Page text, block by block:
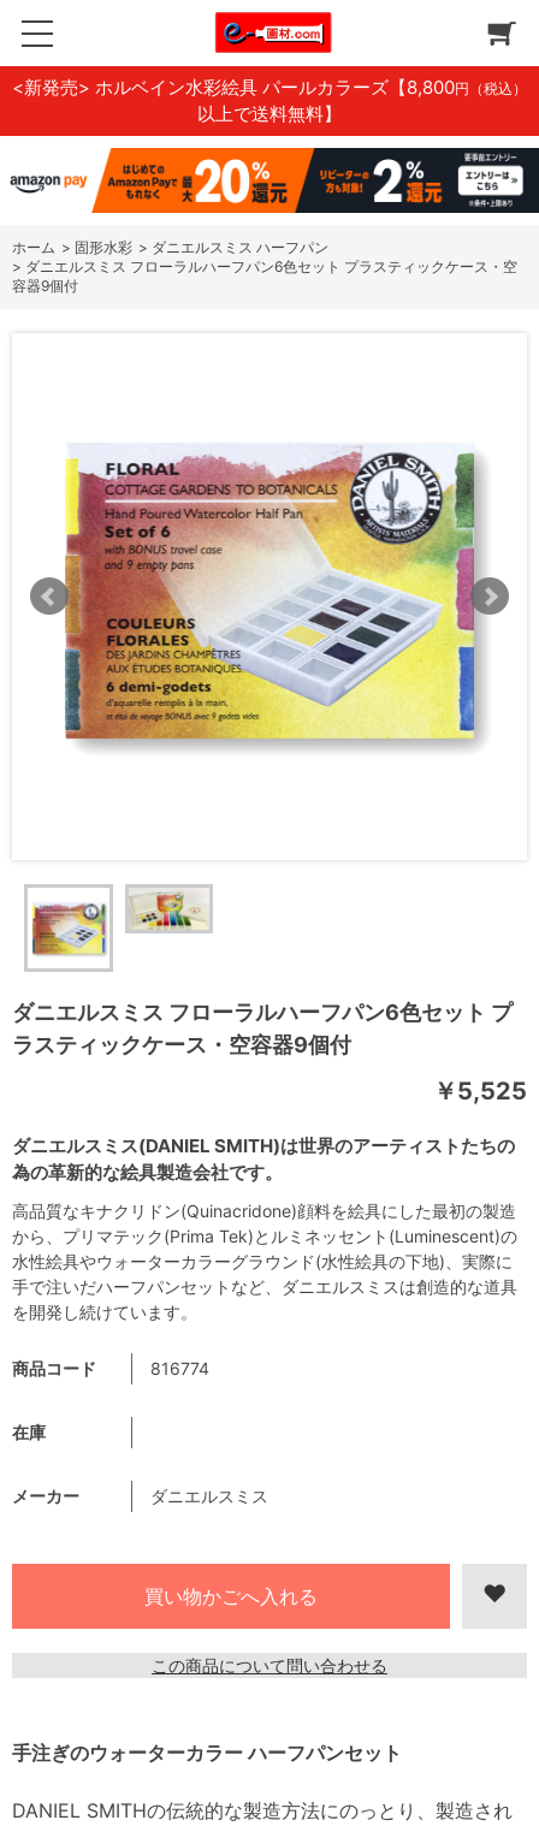
<新発売> ホルベイン水彩絵具 パールカラーズ 【8,800円（税込）
以上で送料無料】
ホーム > 固形水彩 > ダニエルスミス ハーフパン
> ダニエルスミス フローラルハーフパン6色セット プラスティックケース・空
容器9個付
ダニエルスミス フローラルハーフパン6色セット プ
ラスティックケース・空容器9個付
ダニエルスミス(DANIEL SMITH)は世界のアーティストたちの
為の革新的な絵具製造会社です。
￥5,525
商品コード 816774
在庫
メーカー ダニエルスミス
この商品について問い合わせる
高品質なキナクリドン(Quinacridone)顔料を絵具にした最初の製造
から、プリマテック(Prima Tek)とルミネッセント(Luminescent)の
水性絵具やウォーターカラーグラウンド(水性絵具の下地)、実際に
手で注いだハーフパンセットなど、ダニエルスミスは創造的な道具
を開発し続けています。
手注ぎのウォーターカラー ハーフパンセット
DANIEL SMITHの伝統的な製造方法にのっとり、製造され